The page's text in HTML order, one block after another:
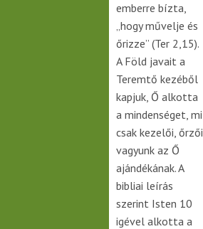
emberre bízta,
„hogy művelje és
őrizze” (Ter 2,15).
A Föld javait a
Teremtő kezéből
kapjuk, Ő alkotta
a mindenséget, mi
csak kezelői, őrzői
vagyunk az Ő
ajándékának. A
bibliai leírás
szerint Isten 10
igével alkotta a